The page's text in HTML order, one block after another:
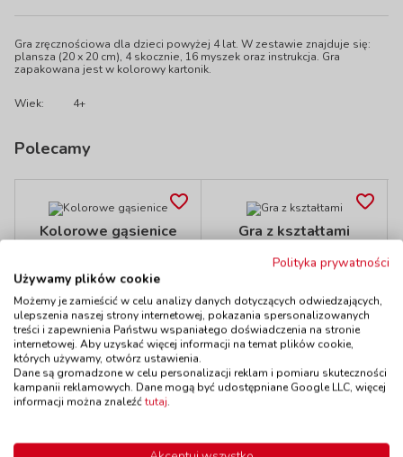
Gra zręcznościowa dla dzieci powyżej 4 lat. W zestawie znajduje się:
plansza (20 x 20 cm), 4 skocznie, 16 myszek oraz instrukcja. Gra
zapakowana jest w kolorowy kartonik.
Wiek: 4+
Polecamy
Kolorowe gąsienice
do 5 dni
139,00 zł z VAT
Do koszyka
Gra z kształtami
DostępnośćW magazynie
125,00 zł z VAT
Do koszyka
Polityka prywatności
Używamy plików cookie
Możemy je zamieścić w celu analizy danych dotyczących odwiedzających,
ulepszenia naszej strony internetowej, pokazania spersonalizowanych
treści i zapewnienia Państwu wspaniałego doświadczenia na stronie
internetowej. Aby uzyskać więcej informacji na temat plików cookie,
których używamy, otwórz ustawienia.
Dane są gromadzone w celu personalizacji reklam i pomiaru skuteczności
kampanii reklamowych. Dane mogą być udostępniane Google LLC, więcej
informacji można znaleźćtutaj.